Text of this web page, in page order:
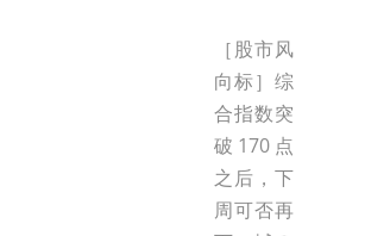
［股市风
向标］综
合指数突
破170点
之后，下
周可否再